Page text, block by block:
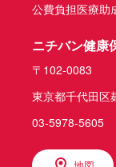
公費負担医療助
ニチバン健康
〒102-0083
東京都千代田区
03-5978-5605